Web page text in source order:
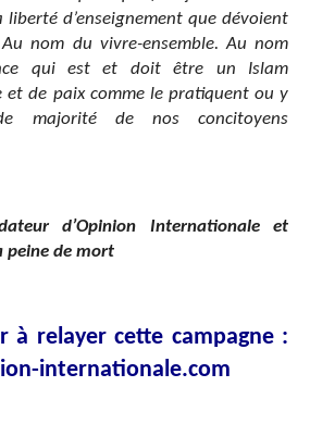
d’enseignement que dévoient
nom du vivre-ensemble. Au nom
qui est et doit être un Islam
et de paix comme le pratiquent ou y
majorité de nos concitoyens
d’Opinion Internationale et
peine de mort
à relayer cette campagne :
internationale.com